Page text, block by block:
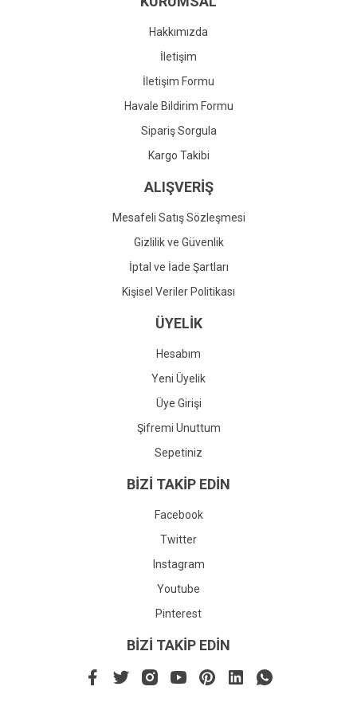
Gönder
Hakkımızda
İletişim
İletişim Formu
Havale Bildirim Formu
Sipariş Sorgula
Kargo Takibi
ALIŞVERİŞ
Mesafeli Satış Sözleşmesi
Gizlilik ve Güvenlik
İptal ve İade Şartları
Kişisel Veriler Politikası
ÜYELİK
Hesabım
Yeni Üyelik
Üye Girişi
Şifremi Unuttum
Sepetiniz
BİZİ TAKİP EDİN
Facebook
Twitter
Instagram
Youtube
Pinterest
BİZİ TAKİP EDİN